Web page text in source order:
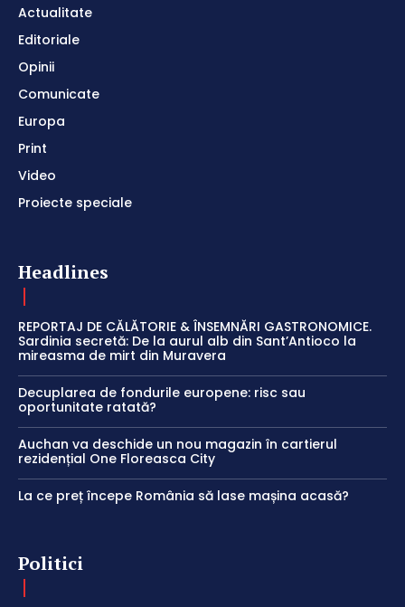
Actualitate
Editoriale
Opinii
Comunicate
Europa
Print
Video
Proiecte speciale
Headlines
REPORTAJ DE CĂLĂTORIE & ÎNSEMNĂRI GASTRONOMICE.
Sardinia secretă: De la aurul alb din Sant’Antioco la
mireasma de mirt din Muravera
Decuplarea de fondurile europene: risc sau
oportunitate ratată?
Auchan va deschide un nou magazin în cartierul
rezidențial One Floreasca City
La ce preț începe România să lase mașina acasă?
Politici